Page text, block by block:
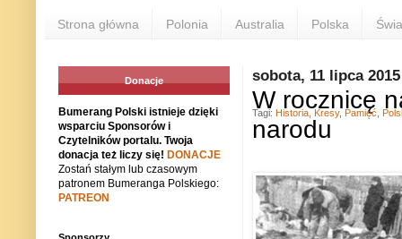
Strona główna Polonia Australia Polska
sobota, 11 lipca 2015
W rocznicę
narodu
Tagi: Historia Kresy, Pamięć
Donacje
Bumerang Polski istnieje dzięki
wsparciu Sponsorów i
Czytelników portalu. Twoja
donacja też liczy się! DONACJE
Zostań stałym lub czasowym
patronem Bumeranga Polskiego:
PATREON